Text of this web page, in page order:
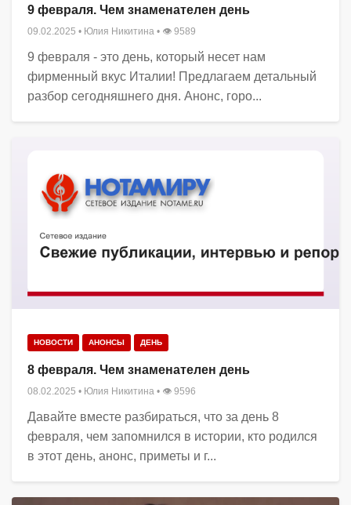
9 февраля. Чем знаменателен день
09.02.2025 • Юлия Никитина • 👁 9589
9 февраля - это день, который несет нам
фирменный вкус Италии! Предлагаем детальный
разбор сегодняшнего дня. Анонс, горо...
НОВОСТИ АНОНСЫ ДЕНЬ
8 февраля. Чем знаменателен день
08.02.2025 • Юлия Никитина • 👁 9596
Давайте вместе разбираться, что за день 8
февраля, чем запомнился в истории, кто родился
в этот день, анонс, приметы и г...